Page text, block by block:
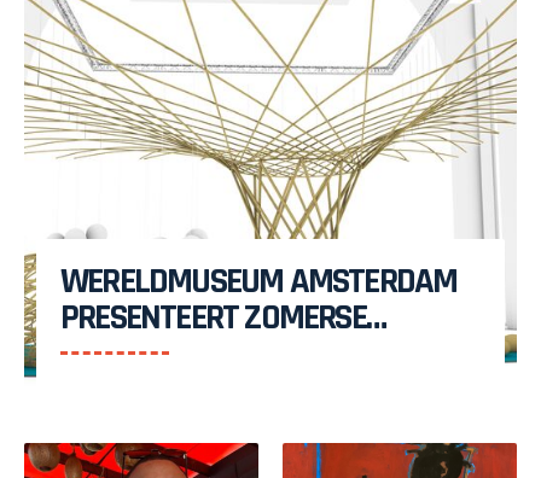
WERELDMUSEUM AMSTERDAM
PRESENTEERT ZOMERSE
MAAKPLAATS MUCH TO DO